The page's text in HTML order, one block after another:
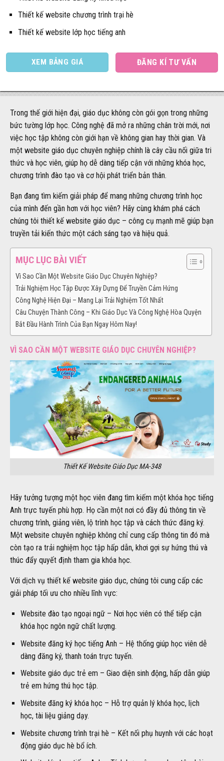
Thiết kế website chương trình trại hè
Thiết kế website lớp học tiếng anh
XEM BẢNG GIÁ ĐĂNG KÍ TƯ VẤN
Trong thế giới hiện đại, giáo dục không còn gói gọn trong những
bức tường lớp học. Công nghệ đã mở ra những chân trời mới, nơi
việc học tập không còn giới hạn về không gian hay thời gian. Và
một website giáo dục chuyên nghiệp chính là cây cầu nối giữa tri
thức và học viên, giúp họ dễ dàng tiếp cận với những khóa học,
chương trình đào tạo và cơ hội phát triển bản thân.
Bạn đang tìm kiếm giải pháp để mang những chương trình học
của mình đến gần hơn với học viên? Hãy cùng khám phá cách
chúng tôi thiết kế website giáo dục – công cụ mạnh mẽ giúp bạn
truyền tải kiến thức một cách sáng tạo và hiệu quả.
MỤC LỤC BÀI VIẾT
Vì Sao Cần Một Website Giáo Dục Chuyên Nghiệp?
Trải Nghiệm Học Tập Được Xây Dựng Để Truyền Cảm Hứng
Công Nghệ Hiện Đại – Mang Lại Trải Nghiệm Tốt Nhất
Câu Chuyện Thành Công – Khi Giáo Dục Và Công Nghệ Hòa Quyện
Bắt Đầu Hành Trình Của Bạn Ngay Hôm Nay!
VÌ SAO CẦN MỘT WEBSITE GIÁO DỤC CHUYÊN NGHIỆP?
Thiết Kế Website Giáo Dục MA-348
Hãy tưởng tượng một học viên đang tìm kiếm một khóa học tiếng
Anh trực tuyến phù hợp. Họ cần một nơi có đầy đủ thông tin về
chương trình, giảng viên, lộ trình học tập và cách thức đăng ký.
Một website chuyên nghiệp không chỉ cung cấp thông tin đó mà
còn tạo ra trải nghiệm học tập hấp dẫn, khơi gợi sự hứng thú và
thúc đẩy quyết định tham gia khóa học.
Với dịch vụ thiết kế website giáo dục, chúng tôi cung cấp các
giải pháp tối ưu cho nhiều lĩnh vực:
Website đào tạo ngoại ngữ – Nơi học viên có thể tiếp cận
khóa học ngôn ngữ chất lượng.
Website đăng ký học tiếng Anh – Hệ thống giúp học viên dễ
dàng đăng ký, thanh toán trực tuyến.
Website giáo dục trẻ em – Giao diện sinh động, hấp dẫn giúp
trẻ em hứng thú học tập.
Website đăng ký khóa học – Hỗ trợ quản lý khóa học, lịch
học, tài liệu giảng dạy.
Website chương trình trại hè – Kết nối phụ huynh với các hoạt
động giáo dục hè bổ ích.